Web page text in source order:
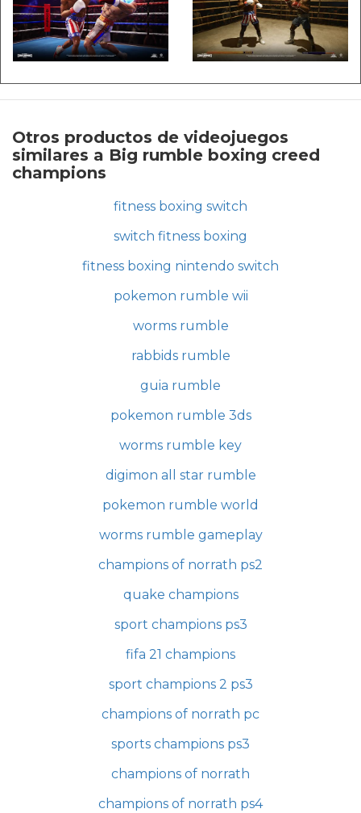
Otros productos de videojuegos
similares a Big rumble boxing creed
champions
fitness boxing switch
switch fitness boxing
fitness boxing nintendo switch
pokemon rumble wii
worms rumble
rabbids rumble
guia rumble
pokemon rumble 3ds
worms rumble key
digimon all star rumble
pokemon rumble world
worms rumble gameplay
champions of norrath ps2
quake champions
sport champions ps3
fifa 21 champions
sport champions 2 ps3
champions of norrath pc
sports champions ps3
champions of norrath
champions of norrath ps4